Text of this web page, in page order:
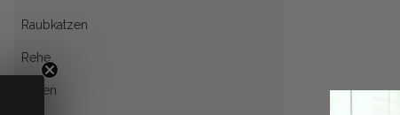
Raubkatzen
Rehe
Ratten